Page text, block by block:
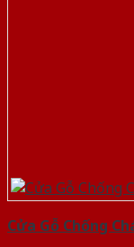
Cửa Gỗ Chống